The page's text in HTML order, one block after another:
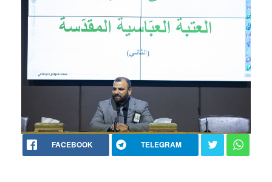
FACEBOOK TELEGRAM